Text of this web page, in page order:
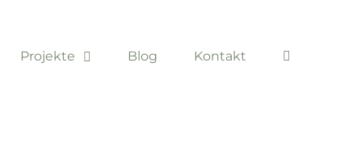
Projekte Blog Kontakt